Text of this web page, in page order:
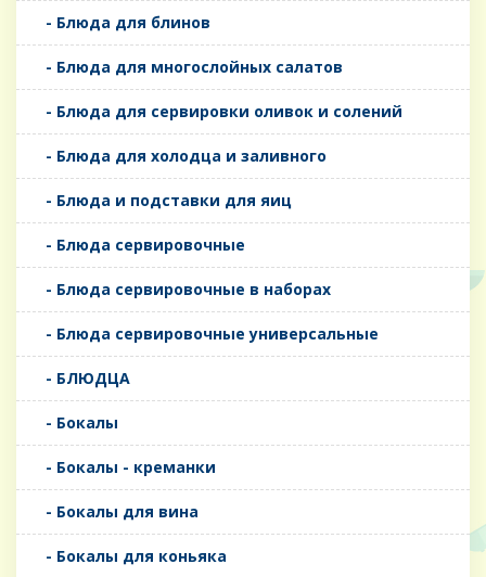
- Блюда для блинов
- Блюда для многослойных салатов
- Блюда для сервировки оливок и солений
- Блюда для холодца и заливного
- Блюда и подставки для яиц
- Блюда сервировочные
- Блюда сервировочные в наборах
- Блюда сервировочные универсальные
- БЛЮДЦА
- Бокалы
- Бокалы - креманки
- Бокалы для вина
- Бокалы для коньяка